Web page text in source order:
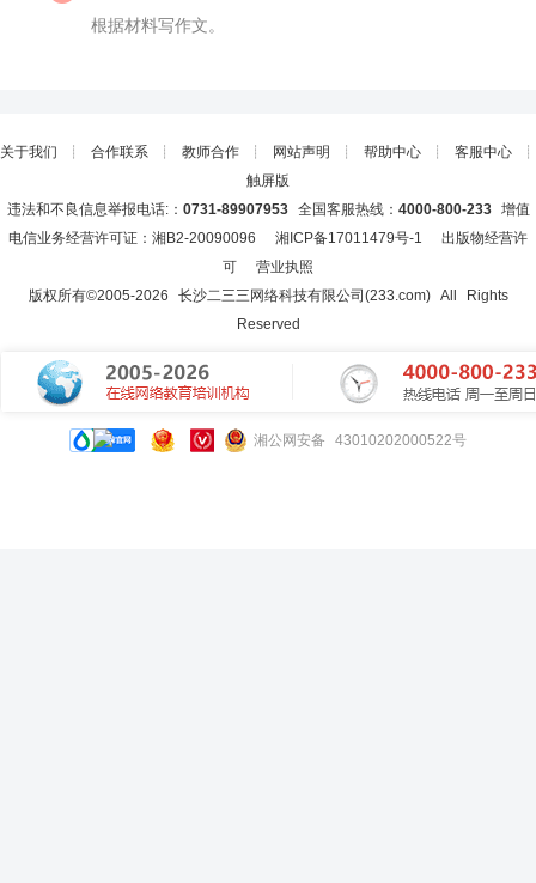
根据材料写作文。
关于我们 ┊ 合作联系 ┊ 教师合作 ┊ 网站声明 ┊ 帮助中心 ┊ 客服中心 ┊
触屏版
违法和不良信息举报电话:： 0731-89907953全国客服热线： 4000-800-233增值
电信业务经营许可证：湘B2-20090096 湘ICP备17011479号-1
出版物经营许
可
营业执照
版权所有©2005-2026 长沙二三三网络科技有限公司(233.com)All Rights
Reserved
湘公网安备 43010202000522号